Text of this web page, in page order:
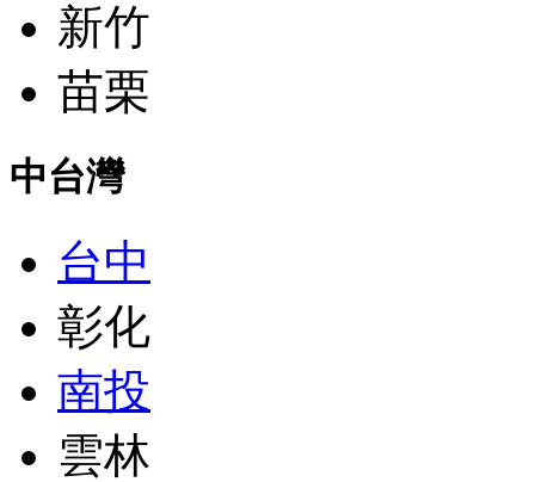
新竹
苗栗
中台灣
台中
彰化
南投
雲林